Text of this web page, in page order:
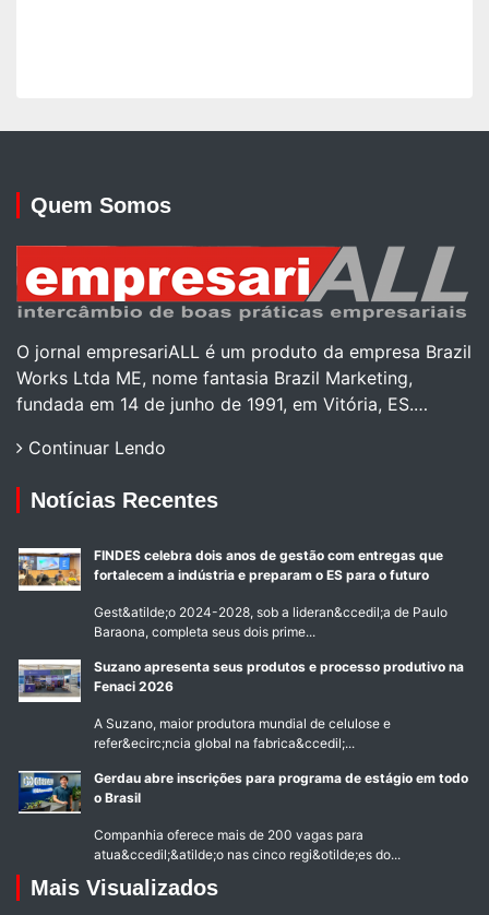
Quem Somos
O jornal empresariALL é um produto da empresa Brazil
Works Ltda ME, nome fantasia Brazil Marketing,
fundada em 14 de junho de 1991, em Vitória, ES.…
Continuar Lendo
Notícias Recentes
FINDES celebra dois anos de gestão com entregas que
fortalecem a indústria e preparam o ES para o futuro
Gest&atilde;o 2024-2028, sob a lideran&ccedil;a de Paulo
Baraona, completa seus dois prime...
Suzano apresenta seus produtos e processo produtivo na
Fenaci 2026
A Suzano, maior produtora mundial de celulose e
refer&ecirc;ncia global na fabrica&ccedil;...
Gerdau abre inscrições para programa de estágio em todo
o Brasil
Companhia oferece mais de 200 vagas para
atua&ccedil;&atilde;o nas cinco regi&otilde;es do...
Mais Visualizados